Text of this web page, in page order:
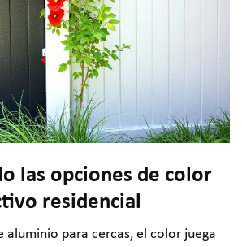
las opciones de color
residencial
aluminio para cercas, el color juega